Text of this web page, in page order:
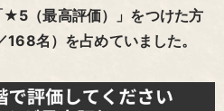
★5（最高評価）」をつけた方
名）を占めていました。